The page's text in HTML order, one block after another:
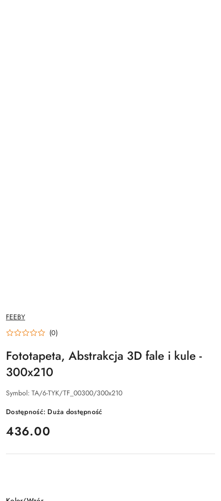
NAZWA
PRODUCENTA:
FEEBY
(0)
Fototapeta, Abstrakcja 3D fale i kule -
300x210
Symbol: TA/6-TYK/TF_00300/300x210
Dostępność: Duża dostępność
cena:
436.00